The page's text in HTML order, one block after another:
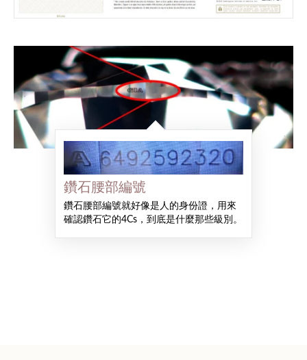
鑽石腰部編號
鑽石腰部編號就好像是人的身份證，用來
確認鑽石它的4Cs，到底是什麼那些級別。